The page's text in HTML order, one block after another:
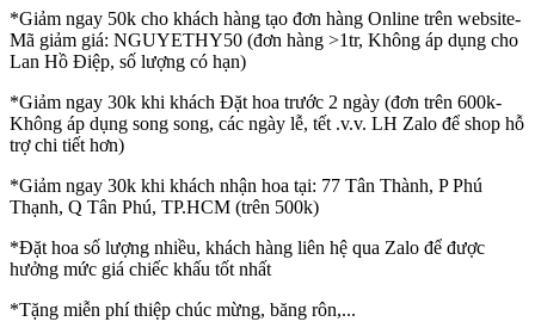
*Giảm ngay 50k cho khách hàng tạo đơn hàng Online trên website-
Mã giảm giá: NGUYETHY50 (đơn hàng >1tr, Không áp dụng cho
Lan Hồ Điệp, số lượng có hạn)
*Giảm ngay 30k khi khách Đặt hoa trước 2 ngày (đơn trên 600k-
Không áp dụng song song, các ngày lễ, tết .v.v. LH Zalo để shop hỗ
trợ chi tiết hơn)
*Giảm ngay 30k khi khách nhận hoa tại: 77 Tân Thành, P Phú
Thạnh, Q Tân Phú, TP.HCM (trên 500k)
*Đặt hoa số lượng nhiều, khách hàng liên hệ qua Zalo để được
hưởng mức giá chiếc khấu tốt nhất
*Tặng miễn phí thiệp chúc mừng, băng rôn,...